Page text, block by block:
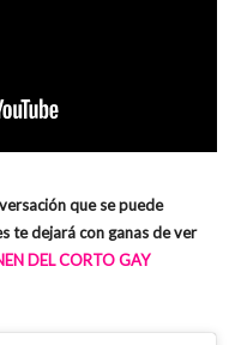
que se puede
te dejará con ganas de ver
DEL CORTO GAY